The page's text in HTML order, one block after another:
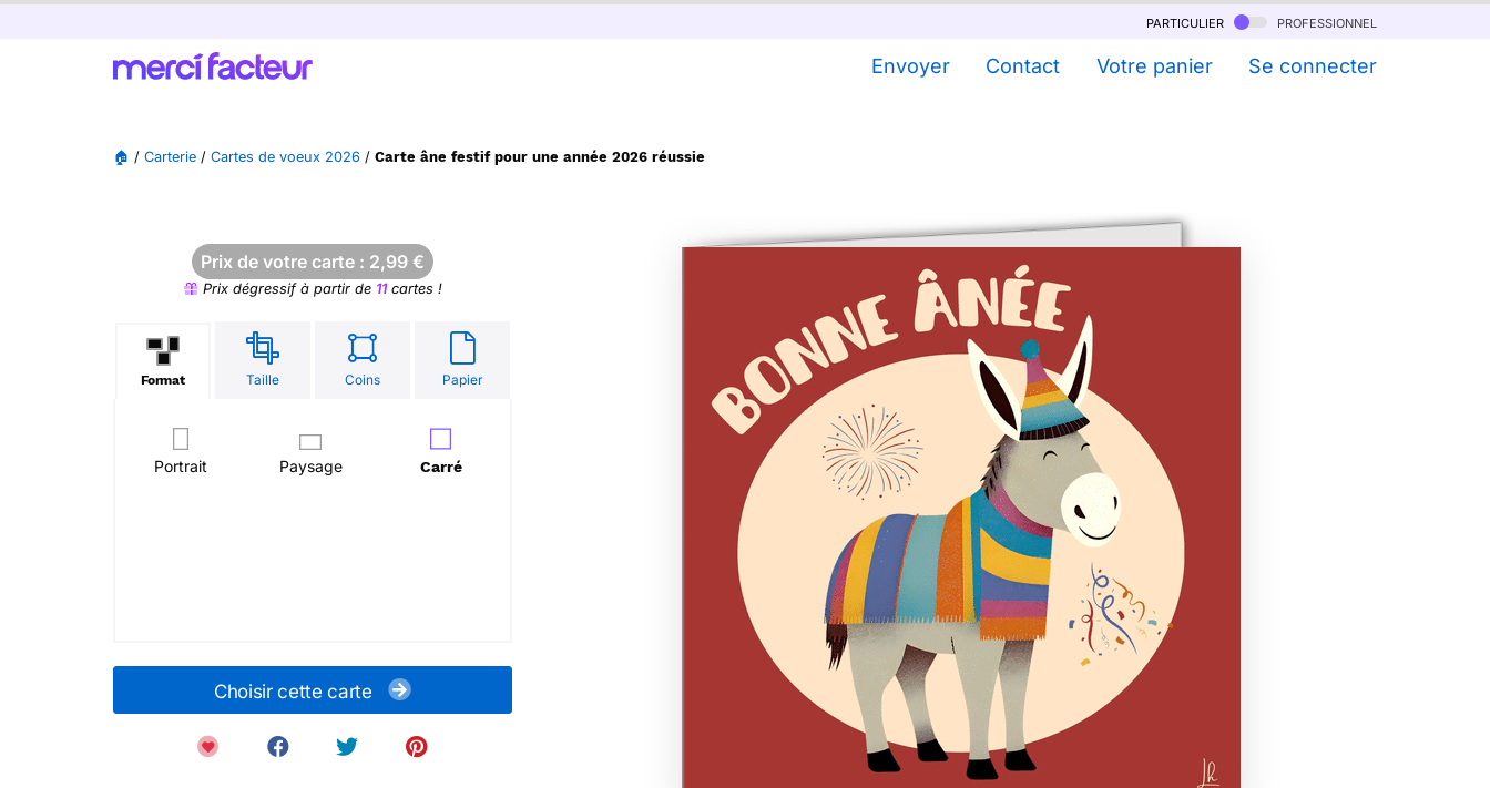
particulier professionnel
Envoyer Contact Votre panier Se connecter
🏠 / Carterie / Cartes de voeux 2026 / Carte âne festif pour une année 2026 réussie
Prix de votre carte : 2,99 €
Prix dégressif à partir de 11cartes !
Format Taille Coins Papier
Portrait Paysage Carré
Choisir cette carte